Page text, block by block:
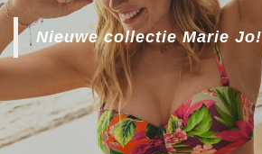
Nieuwe collectie Marie Jo!